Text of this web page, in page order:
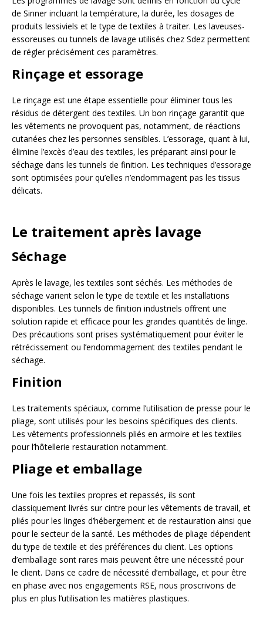
de Sinner incluant la température, la durée, les dosages de
produits lessiviels et le type de textiles à traiter. Les laveuses-
essoreuses ou tunnels de lavage utilisés chez Sdez permettent
de régler précisément ces paramètres.
Rinçage et essorage
Le rinçage est une étape essentielle pour éliminer tous les
résidus de détergent des textiles. Un bon rinçage garantit que
les vêtements ne provoquent pas, notamment, de réactions
cutanées chez les personnes sensibles. L’essorage, quant à lui,
élimine l’excès d’eau des textiles, les préparant ainsi pour le
séchage dans les tunnels de finition. Les techniques d’essorage
sont optimisées pour qu’elles n’endommagent pas les tissus
délicats.
Le traitement après lavage
Séchage
Après le lavage, les textiles sont séchés. Les méthodes de
séchage varient selon le type de textile et les installations
disponibles. Les tunnels de finition industriels offrent une
solution rapide et efficace pour les grandes quantités de linge.
Des précautions sont prises systématiquement pour éviter le
rétrécissement ou l’endommagement des textiles pendant le
séchage.
Finition
Les traitements spéciaux, comme l’utilisation de presse pour le
pliage, sont utilisés pour les besoins spécifiques des clients.
Les vêtements professionnels pliés en armoire et les textiles
pour l’hôtellerie restauration notamment.
Pliage et emballage
Une fois les textiles propres et repassés, ils sont
classiquement livrés sur cintre pour les vêtements de travail, et
pliés pour les linges d’hébergement et de restauration ainsi que
pour le secteur de la santé. Les méthodes de pliage dépendent
du type de textile et des préférences du client. Les options
d’emballage sont rares mais peuvent être une nécessité pour
le client. Dans ce cadre de nécessité d’emballage, et pour être
en phase avec nos engagements RSE, nous proscrivons de
plus en plus l’utilisation les matières plastiques.